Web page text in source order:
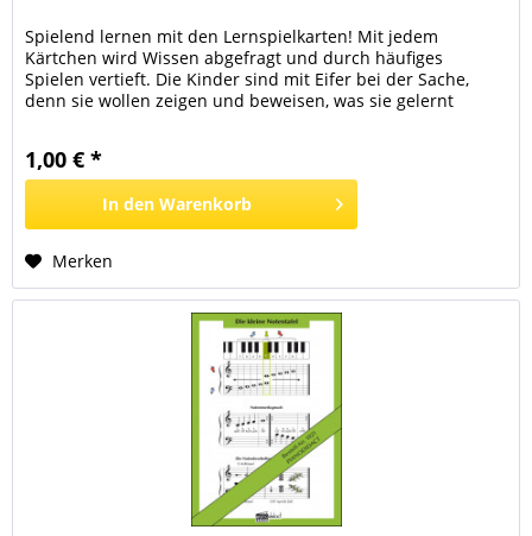
Spielend lernen mit den Lernspielkarten! Mit jedem
Kärtchen wird Wissen abgefragt und durch häufiges
Spielen vertieft. Die Kinder sind mit Eifer bei der Sache,
denn sie wollen zeigen und beweisen, was sie gelernt
Es gibt auch Aufforderungen, etwas auf dem Klavier zu...
1,00 € *
In den Warenkorb
Merken